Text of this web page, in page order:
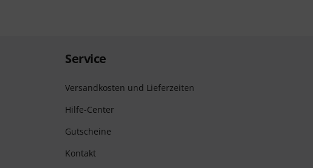
Service
Versandkosten und Lieferzeiten
Hilfe-Center
Gutscheine
Kontakt